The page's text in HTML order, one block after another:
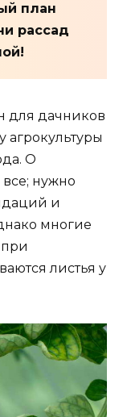
план
рассад
для дачников
агрокультуры
О
нужно
и
многие
листья у